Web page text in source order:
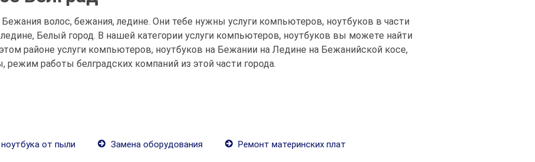
волос, бежания, ледине. Они тебе нужны услуги компьютеров, ноутбуков в части
Белый город. В нашей категории услуги компьютеров, ноутбуков вы можете найти
районе услуги компьютеров, ноутбуков на Бежании на Ледине на Бежанийской косе,
режим работы белградских компаний из этой части города.
от пыли Замена оборудования Ремонт материнских плат